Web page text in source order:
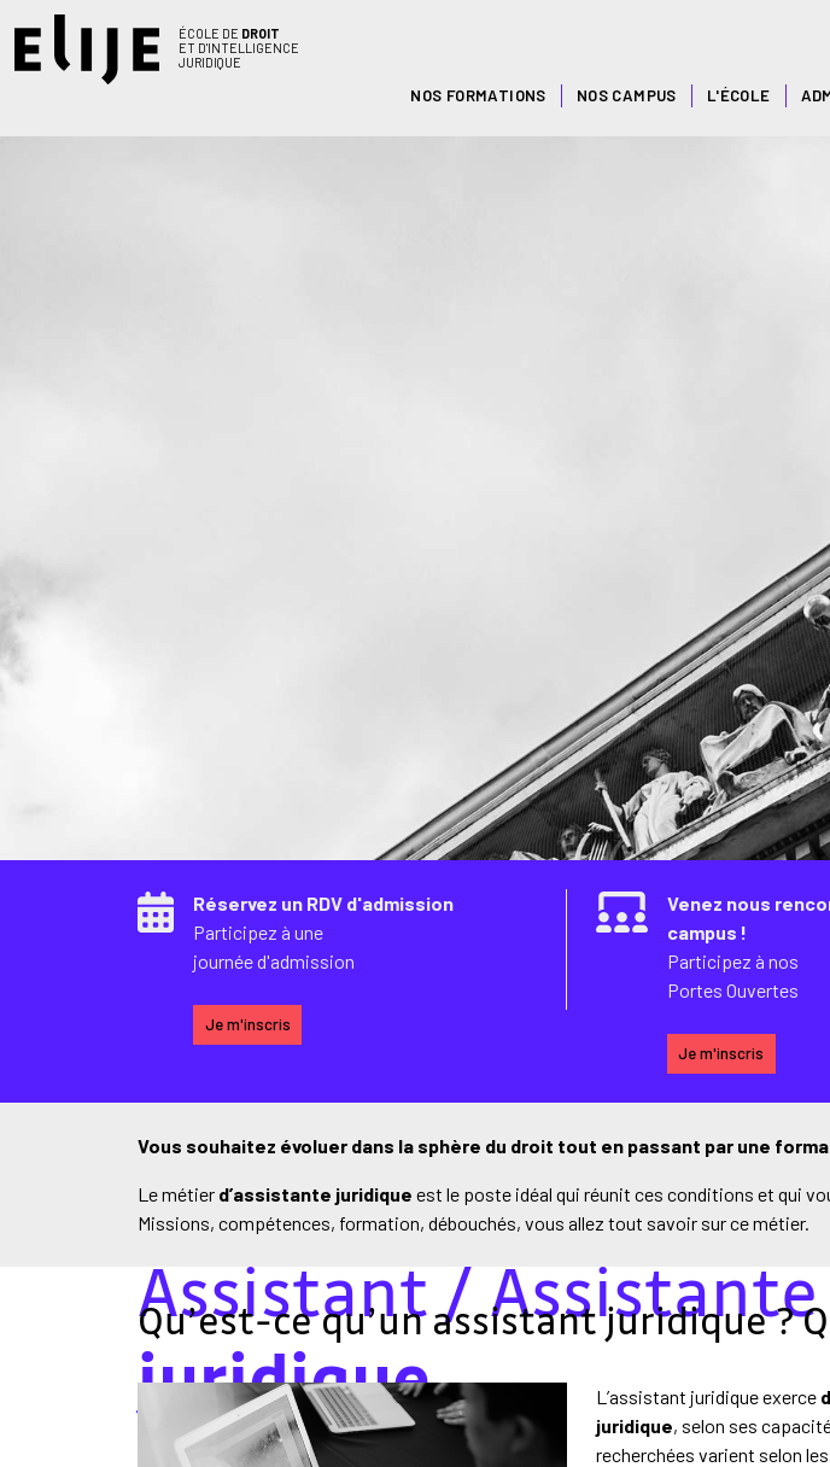
Assistant / Assistante
juridique
Réservez un RDV d'admission
Participez à une
journée d'admission
Je m'inscris
Venez nous
campus !
Participez à nos
Portes Ouvertes
Je m'inscris
Vous souhaitez évoluer dans la sphère du droit tout en passant par une
Le métier d’assistante juridique est le poste idéal qui réunit ces conditions et qui
Missions, compétences, formation, débouchés, vous allez tout savoir sur ce métier.
Qu’est-ce qu’un assistant juridique ?
L’assistant juridique exerce
juridique, selon ses
recherchées varient selon
ÉCOLE DE DROIT
ET D'INTELLIGENCE
JURIDIQUE
NOS FORMATIONS NOS CAMPUS L'ÉCOLE